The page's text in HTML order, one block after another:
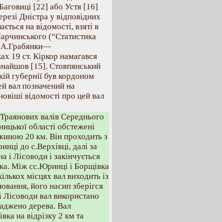
[22] або Устя [16]
Дністра у відповідних
на відомості, взяті в
(“Статистика
А.Грабянки—
19 ст. Кіркор намагався
[15]. Стовпянський
губернії був кордоном
вал позначений на
відомості про цей вал
валів Середнього
області обстежені
20 км. Він проходить з
до с.Верхівці, далі за
Лісоводи і закінчується
Між сс.Юринці і Борщівка
місцях вал виходить із
його насип зберігся
вал використано
дерева. Вал
на відрізку 2 км та